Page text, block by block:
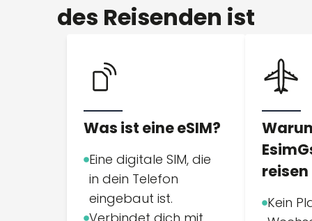
des Reisenden ist
Was ist eine eSIM?
Eine digitale SIM, die
in dein Telefon
eingebaut ist.
reisen
Kein